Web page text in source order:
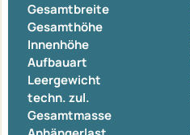
Gesamtbreite
Gesamthöhe
Innenhöhe
Aufbauart
Leergewicht
techn. zul.
Gesamtmasse